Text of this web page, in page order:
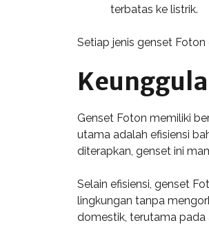
terbatas ke listrik.
Setiap jenis genset
Genset Foton memiliki
utama adalah efisiensi
diterapkan, genset ini
Selain efisiensi, genset
lingkungan tanpa
domestik, terutama pada